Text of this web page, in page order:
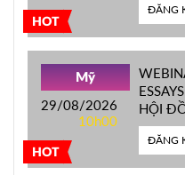
HOT
ĐĂNG
HOT
Mỹ
29/08/2026
10h00
HỘI
ĐẦU
ĐĂNG